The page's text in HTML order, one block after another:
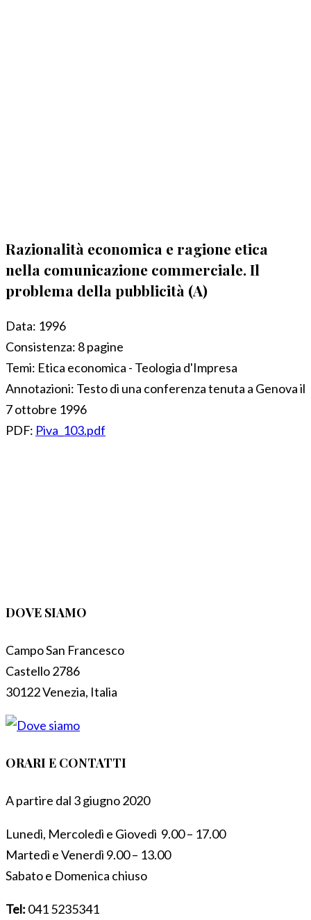
Razionalità economica e ragione etica
nella comunicazione commerciale. Il
problema della pubblicità (A)
Data: 1996
Consistenza: 8 pagine
Temi: Etica economica - Teologia d'Impresa
Annotazioni: Testo di una conferenza tenuta a Genova il
7 ottobre 1996
PDF: Piva_103.pdf
DOVE SIAMO
Campo San Francesco
Castello 2786
30122 Venezia, Italia
ORARI E CONTATTI
A partire dal 3 giugno 2020
Lunedì, Mercoledì e Giovedì 9.00 – 17.00
Martedì e Venerdì 9.00 – 13.00
Sabato e Domenica chiuso
Tel: 041 5235341